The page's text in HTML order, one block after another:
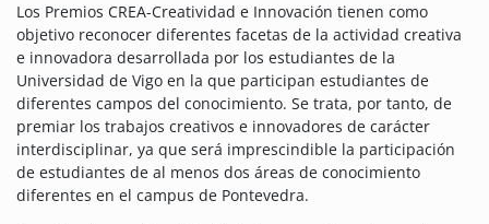
Los Premios CREA-Creatividad e Innovación tienen como
objetivo reconocer diferentes facetas de la actividad creativa
e innovadora desarrollada por los estudiantes de la
Universidad de Vigo en la que participan estudiantes de
diferentes campos del conocimiento. Se trata, por tanto, de
premiar los trabajos creativos e innovadores de carácter
interdisciplinar, ya que será imprescindible la participación
de estudiantes de al menos dos áreas de conocimiento
diferentes en el campus de Pontevedra.